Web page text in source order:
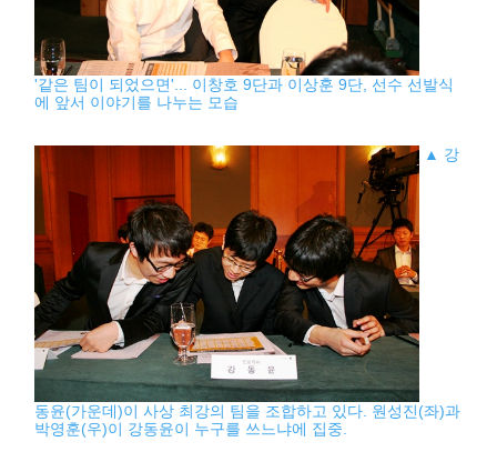
'같은 팀이 되었으면'... 이창호 9단과 이상훈 9단, 선수 선발식
에 앞서 이야기를 나누는 모습
▲ 강
동윤(가운데)이 사상 최강의 팀을 조합하고 있다. 원성진(좌)과
박영훈(우)이 강동윤이 누구를 쓰느냐에 집중.